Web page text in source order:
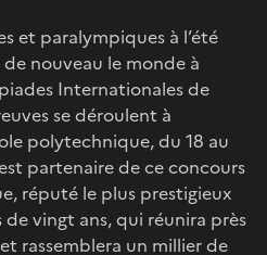
et paralympiques à l’été
nouveau le monde à
Internationales de
se déroulent à
polytechnique, du 18 au
partenaire de ce concours
réputé le plus prestigieux
vingt ans, qui réunira près
rassemblera un millier de